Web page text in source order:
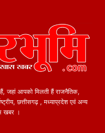
जहां आपको मिलती हैं राजनैतिक,
छत्तीसगढ़ , मध्याप्रदेश एवं अन्य
खबर ।